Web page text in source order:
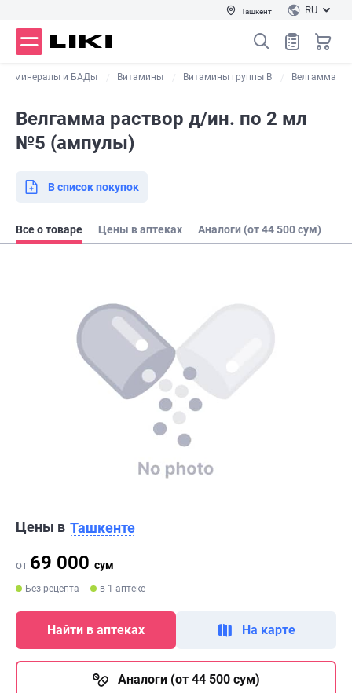
Ташкент RU
минералы и БАДы Витамины Витамины группы В Велгамма
Велгамма раствор д/ин. по 2 мл
№5 (ампулы)
В список покупок
Все о товаре Цены в аптеках Аналоги (от 44 500 сум)
Цены в Ташкенте
от 69 000 сум
Без рецепта в 1 аптеке
Найти в аптеках На карте
Аналоги (от 44 500 сум)